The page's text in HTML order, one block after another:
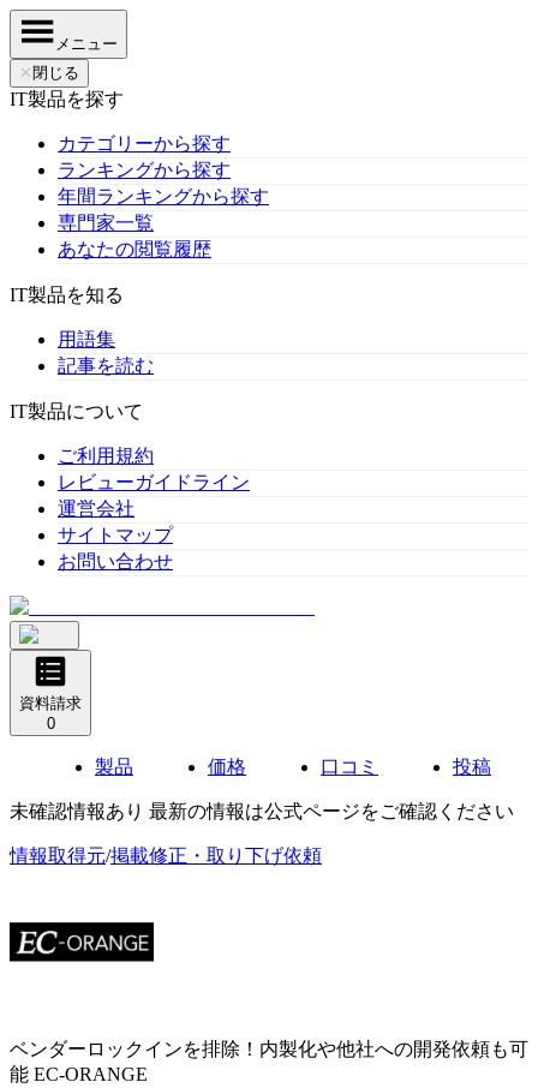
メニュー
✕ 閉じる
IT製品を探す
カテゴリーから探す
ランキングから探す
年間ランキングから探す
専門家一覧
あなたの閲覧履歴
IT製品を知る
用語集
記事を読む
IT製品について
ご利用規約
レビューガイドライン
運営会社
サイトマップ
お問い合わせ
資料請求
0
製品 価格 口コミ 投稿
未確認情報あり 最新の情報は公式ページをご確認ください
情報取得元/掲載修正・取り下げ依頼
ベンダーロックインを排除！内製化や他社への開発依頼も可
能 EC-ORANGE